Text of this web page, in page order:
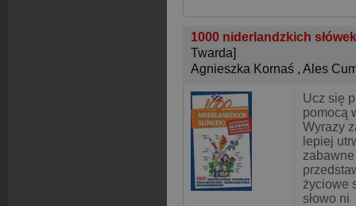
1000 niderlandzkich
Twarda]
Agnieszka Kornaś , Ales
Ucz się
pomocą
Wyrazy
lepiej
życiowe
słowo ni